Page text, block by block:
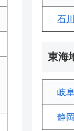
石
東海
岐
静